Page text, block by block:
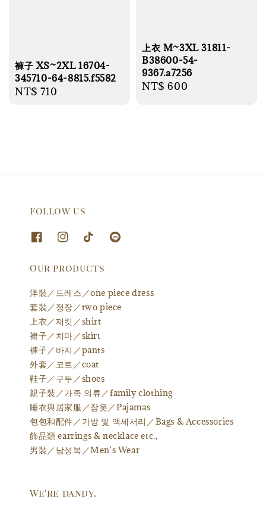
褲子 XS~2XL 16704-
345710-64-8815.f5582
Regular
NT$ 710
上衣 M~3XL 31811-
B38600-54-
9367.a7256
Regular
NT$ 600
Follow us
Our products
洋裝／드레스／one piece dress
套裝／정장／two piece
上衣／재킷／shirt
裙子／치마／skirt
褲子／바지／pants
外套／코트／coat
鞋子／구두／shoes
親子裝／가족 의류／family clothing
睡衣與居家服／잠옷／Pajamas
包包和配件／가방 및 액세서리／Bags & Accessories
飾品類 earrings & necklace etc.,
男裝／남성복／Men's Wear
We're dandy.